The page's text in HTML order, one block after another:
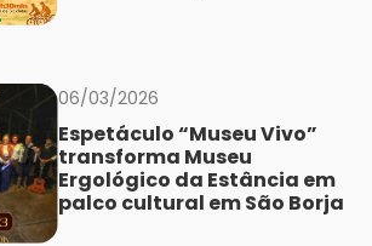
06/03/2026
Espetáculo “Museu Vivo”
transforma Museu
Ergológico da Estância em
palco cultural em São Borja